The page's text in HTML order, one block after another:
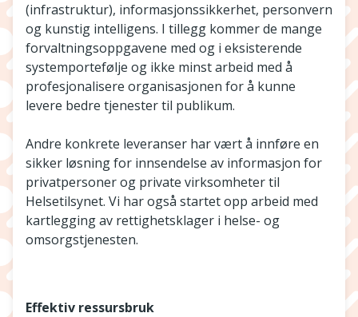
(infrastruktur), informasjonssikkerhet, personvern
og kunstig intelligens. I tillegg kommer de mange
forvaltningsoppgavene med og i eksisterende
systemportefølje og ikke minst arbeid med å
profesjonalisere organisasjonen for å kunne
levere bedre tjenester til publikum.
Andre konkrete leveranser har vært å innføre en
sikker løsning for innsendelse av informasjon for
privatpersoner og private virksomheter til
Helsetilsynet. Vi har også startet opp arbeid med
kartlegging av rettighetsklager i helse- og
omsorgstjenesten.
Effektiv ressursbruk